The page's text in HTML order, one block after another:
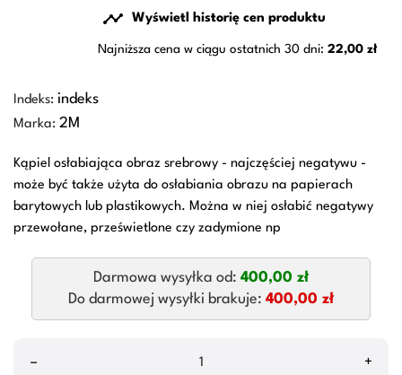
 Wyświetl historię cen produktu
Najniższa cena w ciągu ostatnich 30 dni: 22,00 zł
Indeks: indeks
Marka: 2M
Kąpiel osłabiająca obraz srebrowy - najczęściej negatywu -
może być także użyta do osłabiania obrazu na papierach
barytowych lub plastikowych. Można w niej osłabić negatywy
przewołane, prześwietlone czy zadymione np
Darmowa wysyłka od: 400,00 zł
Do darmowej wysyłki brakuje: 400,00 zł
– +